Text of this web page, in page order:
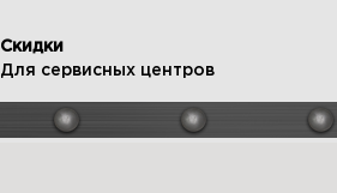
Скидки
Для сервисных центров